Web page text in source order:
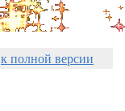
к полной версии